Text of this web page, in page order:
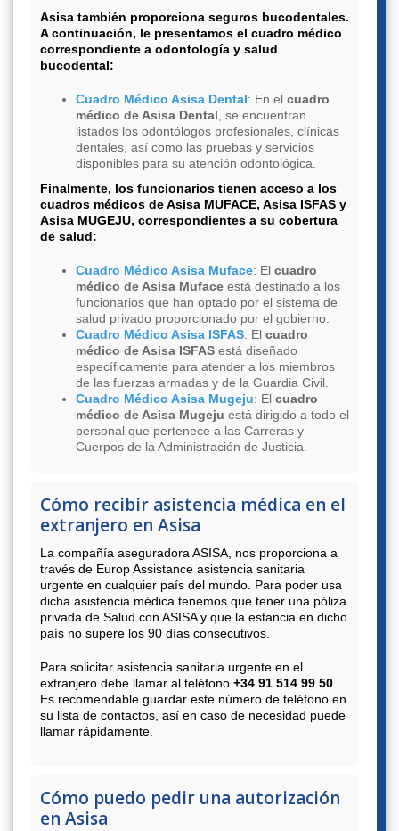
Asisa también proporciona seguros bucodentales.
A continuación, le presentamos el cuadro médico
correspondiente a odontología y salud
bucodental:
Cuadro Médico Asisa Dental: En el cuadro
médico de Asisa Dental , se encuentran
listados los odontólogos profesionales, clínicas
dentales, así como las pruebas y servicios
disponibles para su atención odontológica.
Finalmente, los funcionarios tienen acceso a los
cuadros médicos de Asisa MUFACE, Asisa ISFAS y
Asisa MUGEJU, correspondientes a su cobertura
de salud:
Cuadro Médico Asisa Muface: El cuadro
médico de Asisa Muface está destinado a los
funcionarios que han optado por el sistema de
salud privado proporcionado por el gobierno.
Cuadro Médico Asisa ISFAS: El cuadro
médico de Asisa ISFAS está diseñado
específicamente para atender a los miembros
de las fuerzas armadas y de la Guardia Civil.
Cuadro Médico Asisa Mugeju: El cuadro
médico de Asisa Mugeju está dirigido a todo el
personal que pertenece a las Carreras y
Cuerpos de la Administración de Justicia.
Cómo recibir asistencia médica en el
extranjero en Asisa
La compañía aseguradora ASISA, nos proporciona a
través de Europ Assistance asistencia sanitaria
urgente en cualquier país del mundo. Para poder usa
dicha asistencia médica tenemos que tener una póliza
privada de Salud con ASISA y que la estancia en dicho
país no supere los 90 días consecutivos.
Para solicitar asistencia sanitaria urgente en el
extranjero debe llamar al teléfono +34 91 514 99 50
Es recomendable guardar este número de teléfono en
su lista de contactos, así en caso de necesidad puede
llamar rápidamente.
Cómo puedo pedir una autorización
en Asisa